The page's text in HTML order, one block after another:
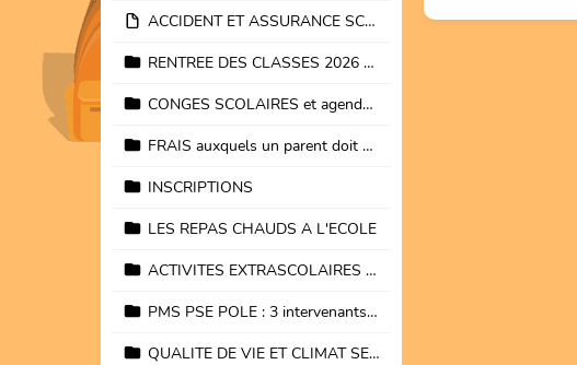
ACCIDENT ET ASSURANCE SCOLAIRE
RENTREE DES CLASSES 2026 2027 avis et listes
CONGES SCOLAIRES et agenda de l'école
FRAIS auxquels un parent doit s'attendre
INSCRIPTIONS
LES REPAS CHAUDS A L'ECOLE
ACTIVITES EXTRASCOLAIRES et PARASCOLAIRES
PMS PSE POLE : 3 intervenants de 1ère ligne
QUALITE DE VIE ET CLIMAT SEREIN à l'école